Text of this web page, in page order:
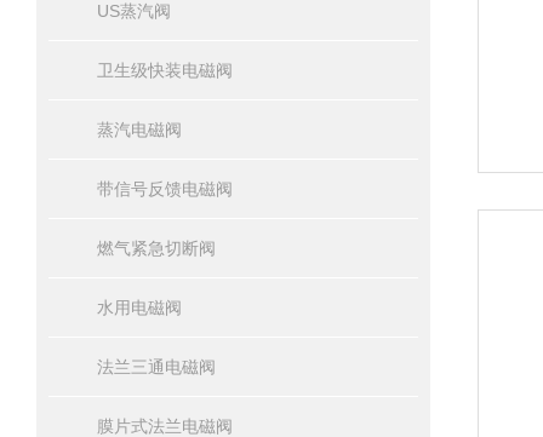
US蒸汽阀
卫生级快装电磁阀
蒸汽电磁阀
带信号反馈电磁阀
燃气紧急切断阀
水用电磁阀
法兰三通电磁阀
膜片式法兰电磁阀